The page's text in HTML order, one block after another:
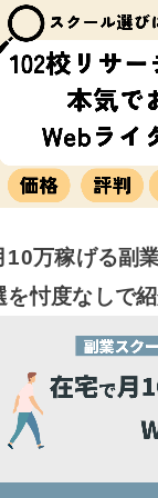
10万稼げる副
を忖度なしで